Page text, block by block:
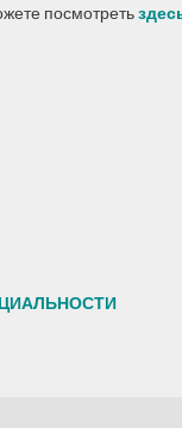
посмотреть